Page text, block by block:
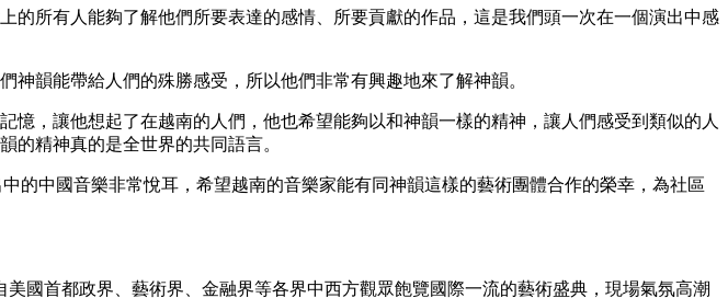
的所有人能夠了解他們所要表達的感情、所要貢獻的作品，這是我們頭一次在一個演出中感
韻能帶給人們的殊勝感受，所以他們非常有興趣地來了解神韻。
，讓他想起了在越南的人們，他也希望能夠以和神韻一樣的精神，讓人們感受到類似的人
的精神真的是全世界的共同語言。
的中國音樂非常悅耳，希望越南的音樂家能有同神韻這樣的藝術團體合作的榮幸，為社區
國首都政界、藝術界、金融界等各界中西方觀眾飽覽國際一流的藝術盛典，現場氣氛高潮